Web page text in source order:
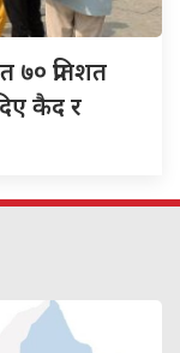
७० प्रतिशत
कैद र